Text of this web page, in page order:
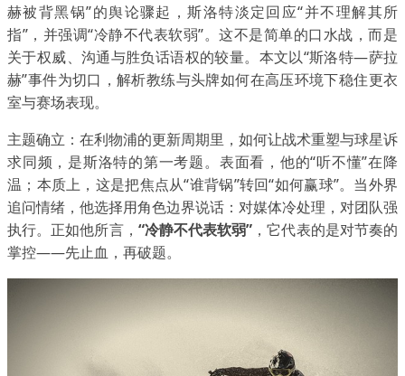
赫被背黑锅”的舆论骤起，斯洛特淡定回应“并不理解其所
指”，并强调“冷静不代表软弱”。这不是简单的口水战，而是
关于权威、沟通与胜负话语权的较量。本文以“斯洛特—萨拉
赫”事件为切口，解析教练与头牌如何在高压环境下稳住更衣
室与赛场表现。
主题确立：在利物浦的更新周期里，如何让战术重塑与球星诉
求同频，是斯洛特的第一考题。表面看，他的“听不懂”在降
温；本质上，这是把焦点从“谁背锅”转回“如何赢球”。当外界
追问情绪，他选择用角色边界说话：对媒体冷处理，对团队强
执行。正如他所言， “冷静不代表软弱” ，它代表的是对节奏的
掌控——先止血，再破题。